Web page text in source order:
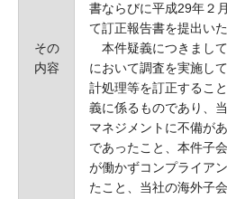
その
内容
書ならびに平成29年２
て訂正報告書を提出いた
本件疑義につきまし
において調査を実施し
計処理等を訂正するこ
義に係るものであり、
マネジメントに不備が
であったこと、本件子
が働かずコンプライア
たこと、当社の海外子